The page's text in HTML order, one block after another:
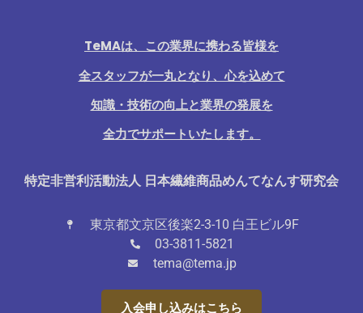
TeMAは、この業界に携わる皆様を
全スタッフが一丸となり、心を込めて
知識・技術の向上と業界の発展を
全力でサポートいたします。
特定非営利活動法人 日本繊維商品めんてなんす研究会
東京都文京区後楽2-3-10 白王ビル9F
03-3811-5821
tema@tema.jp
入会申し込みはこちら